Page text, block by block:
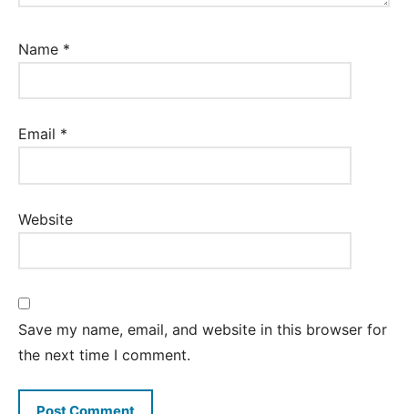
Name *
Email *
Website
Save my name, email, and website in this browser for
the next time I comment.